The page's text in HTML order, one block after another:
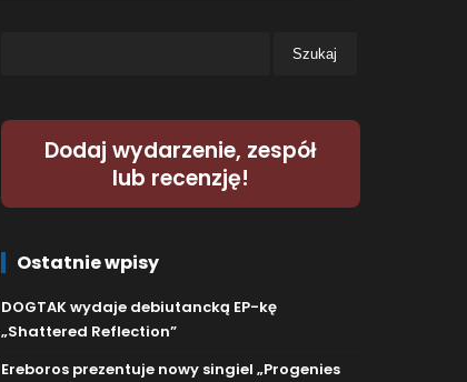
Dodaj wydarzenie, zespół
lub recenzję!
Ostatnie wpisy
DOGTAK wydaje debiutancką EP-kę
„Shattered Reflection”
Ereboros prezentuje nowy singiel „Progenies